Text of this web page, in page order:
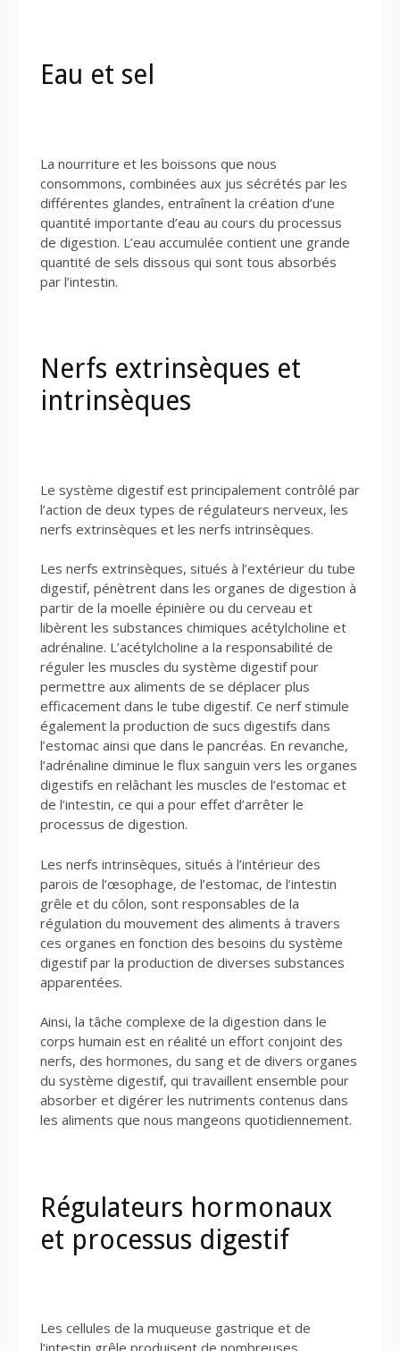
Eau et sel
La nourriture et les boissons que nous
consommons, combinées aux jus sécrétés par les
différentes glandes, entraînent la création d’une
quantité importante d’eau au cours du processus
de digestion. L’eau accumulée contient une grande
quantité de sels dissous qui sont tous absorbés
par l’intestin.
Nerfs extrinsèques et
intrinsèques
Le système digestif est principalement contrôlé par
l’action de deux types de régulateurs nerveux, les
nerfs extrinsèques et les nerfs intrinsèques.
Les nerfs extrinsèques, situés à l’extérieur du tube
digestif, pénètrent dans les organes de digestion à
partir de la moelle épinière ou du cerveau et
libèrent les substances chimiques acétylcholine et
adrénaline. L’acétylcholine a la responsabilité de
réguler les muscles du système digestif pour
permettre aux aliments de se déplacer plus
efficacement dans le tube digestif. Ce nerf stimule
également la production de sucs digestifs dans
l’estomac ainsi que dans le pancréas. En revanche,
l’adrénaline diminue le flux sanguin vers les organes
digestifs en relâchant les muscles de l’estomac et
de l’intestin, ce qui a pour effet d’arrêter le
processus de digestion.
Les nerfs intrinsèques, situés à l’intérieur des
parois de l’œsophage, de l’estomac, de l’intestin
grêle et du côlon, sont responsables de la
régulation du mouvement des aliments à travers
ces organes en fonction des besoins du système
digestif par la production de diverses substances
apparentées.
Ainsi, la tâche complexe de la digestion dans le
corps humain est en réalité un effort conjoint des
nerfs, des hormones, du sang et de divers organes
du système digestif, qui travaillent ensemble pour
absorber et digérer les nutriments contenus dans
les aliments que nous mangeons quotidiennement.
Régulateurs hormonaux
et processus digestif
Les cellules de la muqueuse gastrique et de
l’intestin grêle produisent de nombreuses